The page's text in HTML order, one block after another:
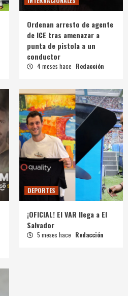
Ordenan arresto de agente
de ICE tras amenazar a
punta de pistola a un
conductor
4 meses hace Redacción
DEPORTES
¡OFICIAL! El VAR llega a El
Salvador
5 meses hace Redacción